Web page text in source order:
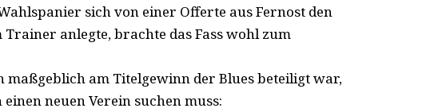
sich von einer Offerte aus Fernost den
anlegte, brachte das Fass wohl zum
maßgeblich am Titelgewinn der Blues beteiligt war,
neuen Verein suchen muss: